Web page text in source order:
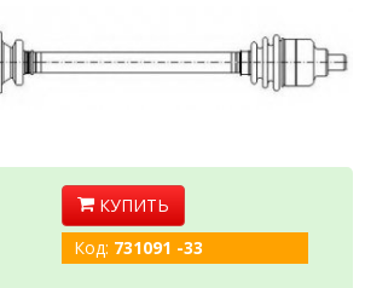
КУПИТЬ
Код: 731091 -33